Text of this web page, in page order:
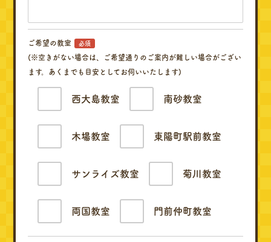
ご希望の教室 必須
(※空きがない場合は、ご希望通りのご案内が難しい場合がござい
ます。あくまでも目安としてお伺いいたします)
西大島教室 南砂教室
木場教室 東陽町駅前教室
サンライズ教室 菊川教室
両国教室 門前仲町教室